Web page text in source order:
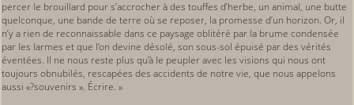
percer le brouillard pour s’accrocher à des touffes d’herbe, un animal, une butte
quelconque, une bande de terre où se reposer, la promesse d’un horizon. Or, il
n’y a rien de reconnaissable dans ce paysage oblitéré par la brume condensée
par les larmes et que l’on devine désolé, son sous-sol épuisé par des vérités
éventées. Il ne nous reste plus qu’à le peupler avec les visions qui nous ont
toujours obnubilés, rescapées des accidents de notre vie, que nous appelons
aussi «?souvenirs ». Écrire. »